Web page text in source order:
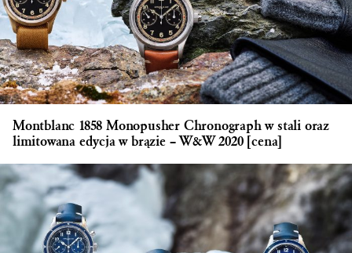
Montblanc 1858 Monopusher Chronograph w stali oraz
limitowana edycja w brązie – W&W 2020 [cena]